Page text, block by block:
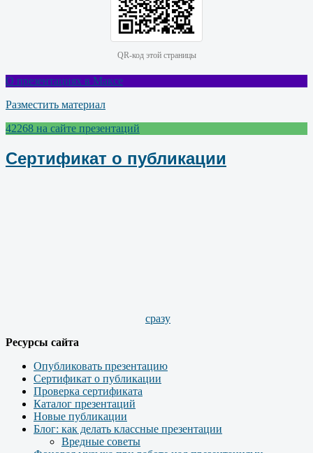
QR-код этой страницы
О презентациях в Максе
Разместить материал
42268 на сайте презентаций
Сертификат о публикации
сразу
Ресурсы сайта
Опубликовать презентацию
Сертификат о публикации
Проверка сертификата
Каталог презентаций
Новые публикации
Блог: как делать классные презентации
Вредные советы